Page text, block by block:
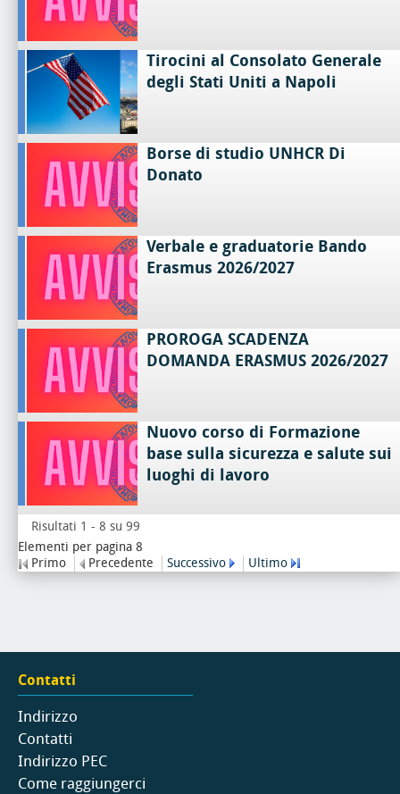
Tirocini al Consolato Generale
degli Stati Uniti a Napoli
Borse di studio UNHCR Di
Donato
Verbale e graduatorie Bando
Erasmus 2026/2027
PROROGA SCADENZA
DOMANDA ERASMUS 2026/2027
Nuovo corso di Formazione
base sulla sicurezza e salute sui
luoghi di lavoro
Risultati 1 - 8 su 99
Elementi per pagina 8
Primo
Precedente Successivo Ultimo
Contatti
Indirizzo
Contatti
Indirizzo PEC
Come raggiungerci